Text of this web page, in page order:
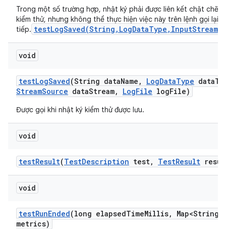
Trong một số trường hợp, nhật ký phải được liên kết chặt chẽ
kiểm thử, nhưng không thể thực hiện việc này trên lệnh gọi lại
tiếp.
void
testLogSaved(String dataName , LogDataType data
StreamSource dataStream, LogFile logFile)
Được gọi khi nhật ký kiểm thử được lưu.
void
testResult(TestDescription test, TestResult
void
testRunEnded(long elapsedTimeMillis, Map<String
metrics)